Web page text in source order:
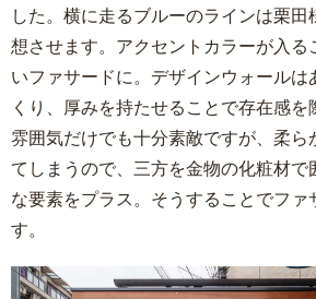
した。横に走るブルーのラインは栗
想させます。アクセントカラーが入る
いファサードに。デザインウォールは
くり、厚みを持たせることで存在感
雰囲気だけでも十分素敵ですが、柔ら
てしまうので、三方を金物の化粧材で
な要素をプラス。そうすることでファ
す。